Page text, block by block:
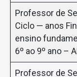
Professor de
Ciclo — anos
ensino
6º ao 9º ano –
Professor de